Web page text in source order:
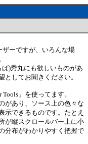
ザーですが、いろんな場
)秀丸にも欲しいものがあ
としてお聞きください。
」を使ってます。
があり、ソース上の色々な
示できるものです。たとえ
が縦スクロールバー上に小
分布がわかりやすく把握で